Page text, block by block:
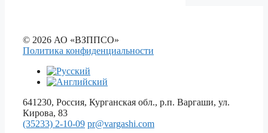
© 2026 АО «ВЗППСО»
Политика конфиденциальности
641230, Россия, Курганская обл., р.п. Варгаши, ул.
Кирова, 83
(35233) 2-10-09 pr@vargashi.com